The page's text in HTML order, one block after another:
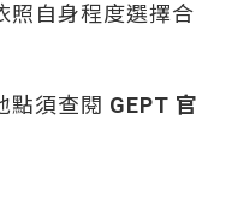
照自身程度選擇合
點須查閱 GEPT 官